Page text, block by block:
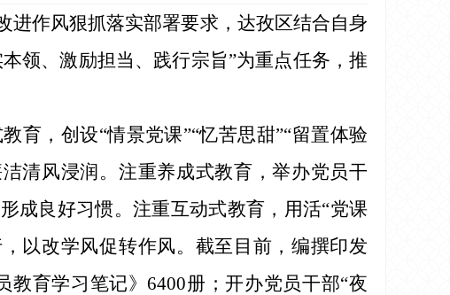
进作风狠抓落实部署要求，达孜区结合自身
领、激励担当、践行宗旨”为重点任务，推
育，创设“情景党课”“忆苦思甜”“留置体验
清风浸润。注重养成式教育，举办党员干
成良好习惯。注重互动式教育，用活“党课
以改学风促转作风。截至目前，编撰印发
教育学习笔记》6400册；开办党员干部“夜